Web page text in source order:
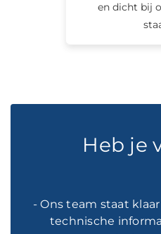
en dicht bij
Heb je
- Ons team staat
technische